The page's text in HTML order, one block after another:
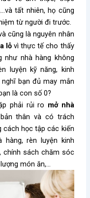
tất nhiên, họ cũng
từ người đi trước.
cũng là nguyên nhân
lỗvì thực tế cho thấy
như nhà hàng không
luyện kỹ năng, kinh
bạn đủ may mắn
là con số 0?
phải rủi ro mở nhà
thân và có trách
cách học tập các kiến
rèn luyện kinh
chính sách chăm sóc
món ăn,…